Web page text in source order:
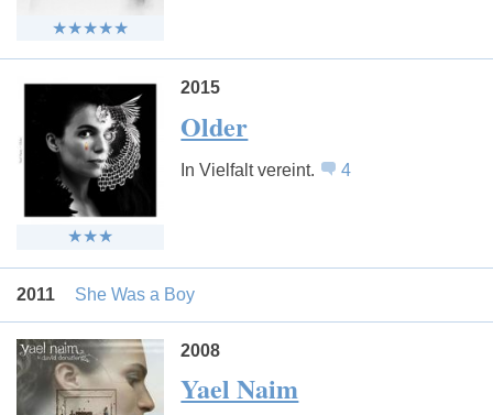
2015
Older
In Vielfalt vereint. 4
2011 She Was a Boy
2008
Yael Naim